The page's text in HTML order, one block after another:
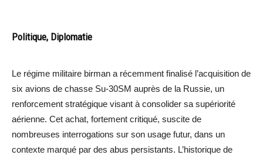
Politique, Diplomatie
Le régime militaire birman a récemment finalisé l’acquisition de
six avions de chasse Su-30SM auprès de la Russie, un
renforcement stratégique visant à consolider sa supériorité
aérienne. Cet achat, fortement critiqué, suscite de
nombreuses interrogations sur son usage futur, dans un
contexte marqué par des abus persistants. L’historique de